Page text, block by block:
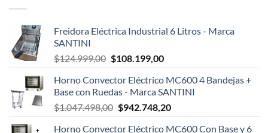
Freidora Eléctrica Industrial 6 Litros - Marca
SANTINI
$124.999,00 El
original
era:
$124.999,00.
$108.199,00El
actual
es:
$108.199,00.
Horno Convector Eléctrico MC600 4 Bandejas +
Base con Ruedas - Marca SANTINI
$1.047.498,00 El
$942.748,20El
Horno Convector Eléctrico MC600 Con Base y 6